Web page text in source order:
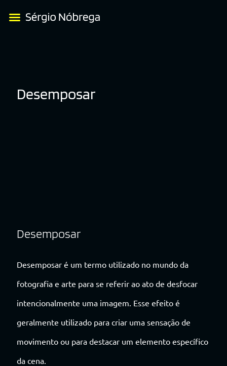
Desemposar
Desemposar
Desemposar é um termo utilizado no mundo da
fotografia e arte para se referir ao ato de desfocar
intencionalmente uma imagem. Esse efeito é
geralmente utilizado para criar uma sensação de
movimento ou para destacar um elemento específico
da cena.